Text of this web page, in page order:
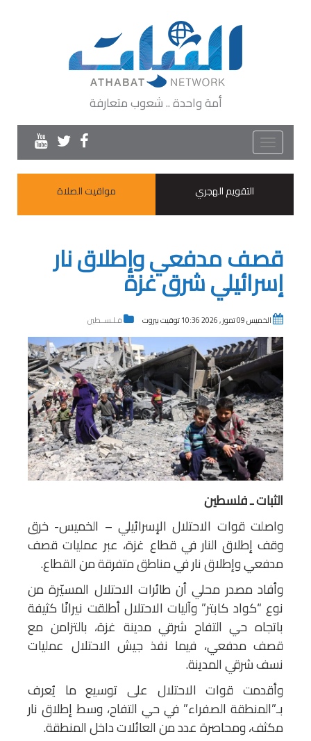
أمة واحدة .. شعوب متعارفة
Toggle
navigation
التقويم الهجري
مواقيت الصلاة
قصف مدفعي وإطلاق نار
إسرائيلي شرق غزة
الخميس 09 تموز , 2026 10:36 توقيت بيروت فـلـســطين
الثبات ـ فلسطين
واصلت قوات الاحتلال الإسرائيلي – الخميس- خرق
وقف إطلاق النار في قطاع غزة، عبر عمليات قصف
مدفعي وإطلاق نار في مناطق متفرقة من القطاع.
وأفاد مصدر محلي أن طائرات الاحتلال المسيّرة من
نوع “كواد كابتر” وآليات الاحتلال أطلقت نيرانًا كثيفة
باتجاه حي التفاح شرقي مدينة غزة، بالتزامن مع
قصف مدفعي، فيما نفذ جيش الاحتلال عمليات
نسف شرقي المدينة.
وأقدمت قوات الاحتلال على توسيع ما يُعرف
بـ”المنطقة الصفراء” في حي التفاح، وسط إطلاق نار
مكثف، ومحاصرة عدد من العائلات داخل المنطقة.